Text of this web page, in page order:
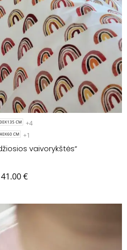
CM +4
40X60 CM +1
vaivorykštės“
41.00€